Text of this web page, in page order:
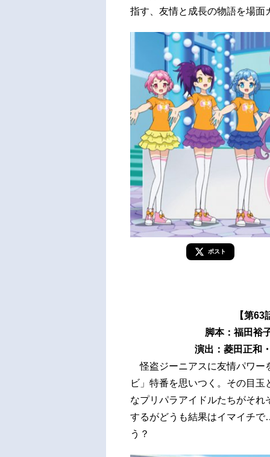
指す、友情と成長の物語を場面
ポスト
【第
脚本：福田裕
演出：菱田正和
怪盗ジーニアスに友情パワー
ビ」特番を思いつく。その目
なプリパラアイドルたちがそ
するがどうも結果はイマイチ
う？